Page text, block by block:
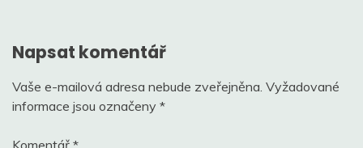
Napsat komentář
Vaše e-mailová adresa nebude zveřejněna. Vyžadované
informace jsou označeny *